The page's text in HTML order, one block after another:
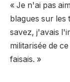
« Je n'ai pas
blagues sur les
savez, j'avais
militarisée de
faisais. »